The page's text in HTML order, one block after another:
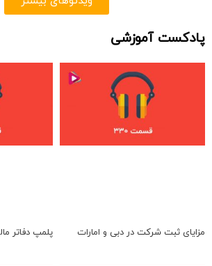
پادکست آموزشی
مزایای ثبت شرکت در دبی و امارات پلمپ دفاتر